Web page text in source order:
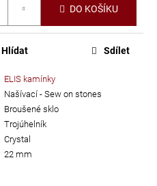
DO KOŠÍKU
ELIS kamínky
Našívací - Sew on stones
Broušené sklo
Trojúhelník
Crystal
22 mm
Hlídat Sdílet